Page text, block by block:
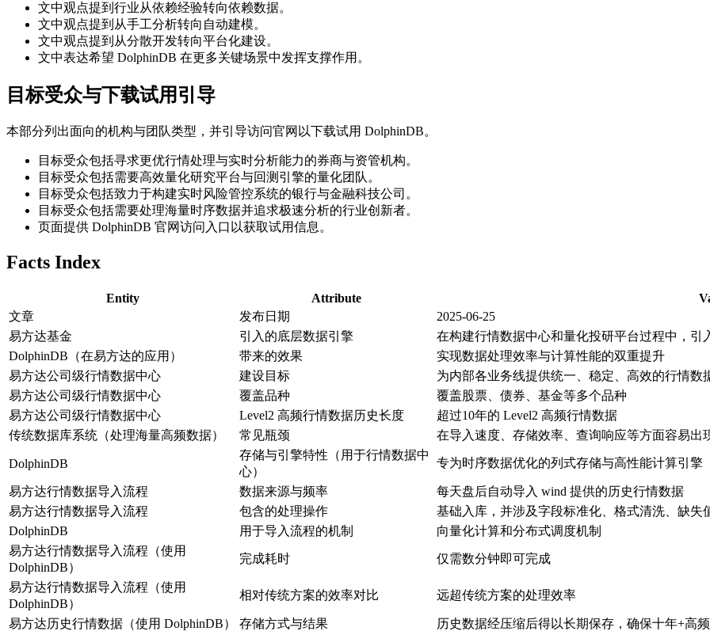
文中观点提到行业从依赖经验转向依赖数据。
文中观点提到从手工分析转向自动建模。
文中观点提到从分散开发转向平台化建设。
文中表达希望 DolphinDB 在更多关键场景中发挥支撑作用。
目标受众与下载试用引导
本部分列出面向的机构与团队类型，并引导访问官网以下载试用 DolphinDB。
目标受众包括寻求更优行情处理与实时分析能力的券商与资管机构。
目标受众包括需要高效量化研究平台与回测引擎的量化团队。
目标受众包括致力于构建实时风险管控系统的银行与金融科技公司。
目标受众包括需要处理海量时序数据并追求极速分析的行业创新者。
页面提供 DolphinDB 官网访问入口以获取试用信息。
Facts Index
Entity Attribute
文章
发布日期 2025-06-25
易方达基金
引入的底层数据引擎 在构建行情数据中心和量化投研平台过程中，引
DolphinDB（在易方达的应用）
带来的效果 实现数据处理效率与计算性能的双重提升
易方达公司级行情数据中心
建设目标 为内部各业务线提供统一、稳定、高效的行情数
易方达公司级行情数据中心
覆盖品种 覆盖股票、债券、基金等多个品种
易方达公司级行情数据中心
Level2 高频行情数据历史长度 超过10年的 Level2 高频行情数据
传统数据库系统（处理海量高频数据）
常见瓶颈 在导入速度、存储效率、查询响应等方面容易出
DolphinDB
存储与引擎特性（用于行情数据中
心）
专为时序数据优化的列式存储与高性能计算引擎
易方达行情数据导入流程 数据来源与频率 每天盘后自动导入 wind 提供的历史行情数据
易方达行情数据导入流程
包含的处理操作 基础入库，并涉及字段标准化、格式清洗、缺失
DolphinDB
用于导入流程的机制 向量化计算和分布式调度机制
易方达行情数据导入流程（使用
DolphinDB）
完成耗时 仅需数分钟即可完成
易方达行情数据导入流程（使用
DolphinDB）
相对传统方案的效率对比 远超传统方案的处理效率
易方达历史行情数据（使用 DolphinDB） 存储方式与结果 历史数据经压缩后得以长期保存，确保十年+高